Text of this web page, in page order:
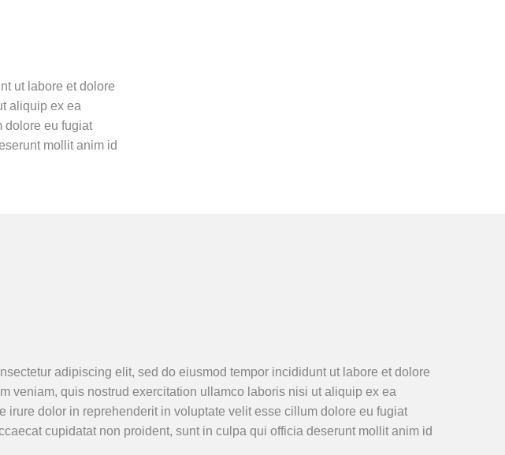
ut labore et dolore
aliquip ex ea
dolore eu fugiat
mollit anim id
adipiscing elit, sed do eiusmod tempor incididunt ut labore et dolore
veniam, quis nostrud exercitation ullamco laboris nisi ut aliquip ex ea
irure dolor in reprehenderit in voluptate velit esse cillum dolore eu fugiat
cupidatat non proident, sunt in culpa qui officia deserunt mollit anim id